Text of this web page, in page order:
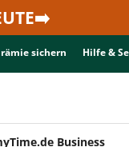
sichern Hilfe &
Business